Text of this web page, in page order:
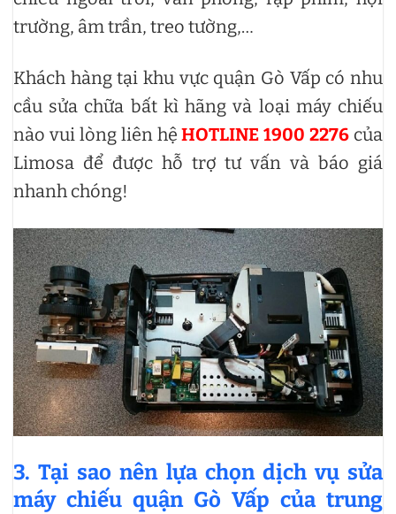
trường, âm trần, treo tường,…
Khách hàng tại khu vực quận Gò Vấp có nhu
cầu sửa chữa bất kì hãng và loại máy chiếu
nào vui lòng liên hệHOTLINE 1900 2276 của
Limosa để được hỗ trợ tư vấn và báo giá
nhanh chóng!
3. Tại sao nên lựa chọn dịch vụ sửa
máy chiếu quận Gò Vấp của trung